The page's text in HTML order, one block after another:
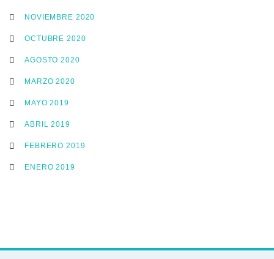
NOVIEMBRE 2020
OCTUBRE 2020
AGOSTO 2020
MARZO 2020
MAYO 2019
ABRIL 2019
FEBRERO 2019
ENERO 2019